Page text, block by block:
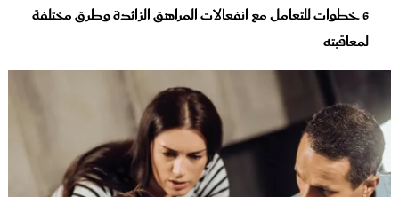
6 خطوات للتعامل مع انفعالات المراهق الزائدة وطرق مختلفة
لمعاقبته